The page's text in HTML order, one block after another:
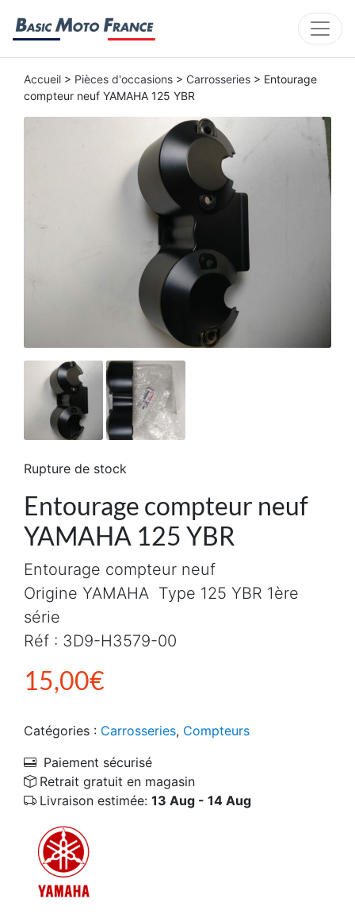
Accueil > Pièces d'occasions > Carrosseries > Entourage
compteur neuf YAMAHA 125 YBR
Entourage compteur neuf
YAMAHA 125 YBR
15,00€
Entourage compteur neuf
Origine YAMAHA Type 125 YBR 1ère
série
Réf : 3D9-H3579-00
Rupture de stock
Catégories : Carrosseries, Compteurs
Paiement sécurisé
Retrait gratuit en magasin
Livraison estimée: 13 Aug - 14 Aug